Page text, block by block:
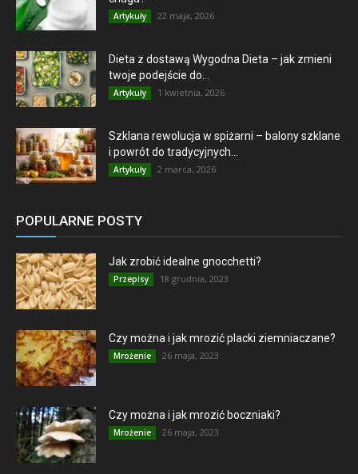
Artykuły 22 maja, 2026
Dieta z dostawą Wygodna Dieta – jak zmieni
twoje podejście do...
Artykuły 1 kwietnia, 2026
Szklana rewolucja w spiżarni – balony szklane
i powrót do tradycyjnych...
Artykuły 2 marca, 2026
POPULARNE POSTY
Jak zrobić idealne gnocchetti?
Przepisy 18 grudnia, 2023
Czy można i jak mrozić placki ziemniaczane?
Mrożenie 26 maja, 2023
Czy można i jak mrozić boczniaki?
Mrożenie 26 maja, 2023